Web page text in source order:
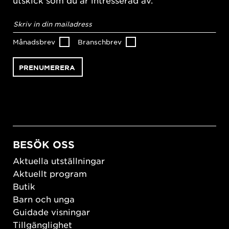
postadress*
Månadsbrev Branschbrev
BESÖK OSS
Aktuella utställningar
Aktuellt program
Butik
Barn och unga
Guidade visningar
Tillgänglighet